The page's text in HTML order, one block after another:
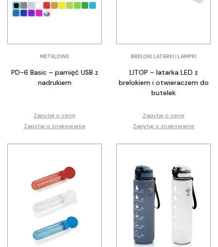
METALOWE
PD-6 Basic – pamięć USB z
nadrukiem
Zapytaj o cenę
Zapytaj o znakowanie
BRELOKI LATARKI I LAMPKI
LITOP – latarka LED z
brelokiem i otwieraczem do
butelek
Zapytaj o cenę
Zapytaj o znakowanie